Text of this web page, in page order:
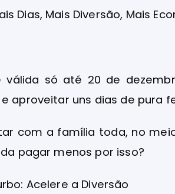
Dias, Mais Diversão, Mais
válida só até 20 de
aproveitar uns dias de pura
com a família toda, no
pagar menos por isso?
Acelere a Diversão